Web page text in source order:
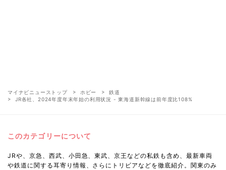
マイナビニューストップ ホビー
鉄道
JR各社、2024年度年末年始の利用状況 - 東海道新幹線は前年度比108%
このカテゴリーについて
JRや、京急、西武、小田急、東武、京王などの私鉄も含め、最新車両
や鉄道に関する耳寄り情報、さらにトリビアなどを徹底紹介。関東のみ